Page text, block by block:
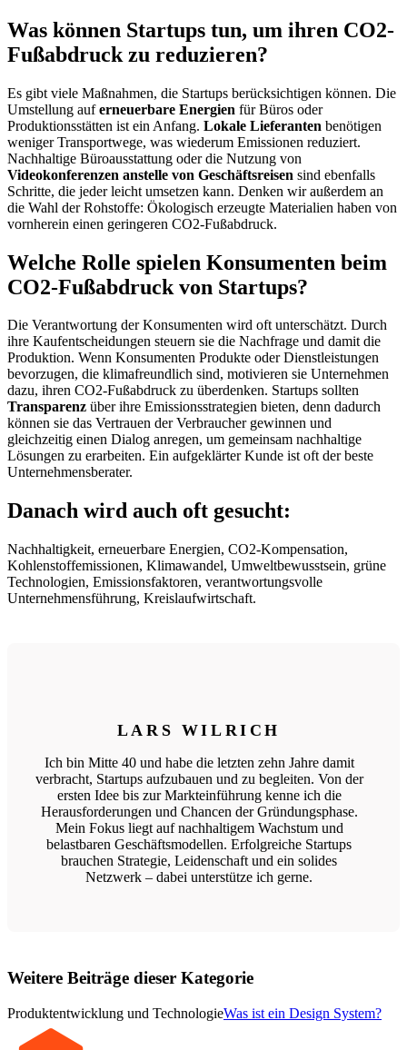
Was können Startups tun, um ihren CO2-
Fußabdruck zu reduzieren?
Es gibt viele Maßnahmen, die Startups berücksichtigen können. Die
Umstellung auferneuerbare Energien für Büros oder
Produktionsstätten ist ein Anfang. Lokale Lieferanten benötigen
weniger Transportwege, was wiederum Emissionen reduziert.
Nachhaltige Büroausstattung oder die Nutzung von
Videokonferenzen anstelle von Geschäftsreisen sind ebenfalls
Schritte, die jeder leicht umsetzen kann. Denken wir außerdem an
die Wahl der Rohstoffe: Ökologisch erzeugte Materialien haben von
vornherein einen geringeren CO2-Fußabdruck.
Welche Rolle spielen Konsumenten beim
CO2-Fußabdruck von Startups?
Die Verantwortung der Konsumenten wird oft unterschätzt. Durch
ihre Kaufentscheidungen steuern sie die Nachfrage und damit die
Produktion. Wenn Konsumenten Produkte oder Dienstleistungen
bevorzugen, die klimafreundlich sind, motivieren sie Unternehmen
dazu, ihren CO2-Fußabdruck zu überdenken. Startups sollten
Transparenz über ihre Emissionsstrategien bieten, denn dadurch
können sie das Vertrauen der Verbraucher gewinnen und
gleichzeitig einen Dialog anregen, um gemeinsam nachhaltige
Lösungen zu erarbeiten. Ein aufgeklärter Kunde ist oft der beste
Unternehmensberater.
Danach wird auch oft gesucht:
Nachhaltigkeit, erneuerbare Energien, CO2-Kompensation,
Kohlenstoffemissionen, Klimawandel, Umweltbewusstsein, grüne
Technologien, Emissionsfaktoren, verantwortungsvolle
Unternehmensführung, Kreislaufwirtschaft.
LARS WILRICH
Ich bin Mitte 40 und habe die letzten zehn Jahre damit
verbracht, Startups aufzubauen und zu begleiten. Von der
ersten Idee bis zur Markteinführung kenne ich die
Herausforderungen und Chancen der Gründungsphase.
Mein Fokus liegt auf nachhaltigem Wachstum und
belastbaren Geschäftsmodellen. Erfolgreiche Startups
brauchen Strategie, Leidenschaft und ein solides
Netzwerk – dabei unterstütze ich gerne.
Weitere Beiträge dieser Kategorie
Produktentwicklung und TechnologieWas ist ein Design System?